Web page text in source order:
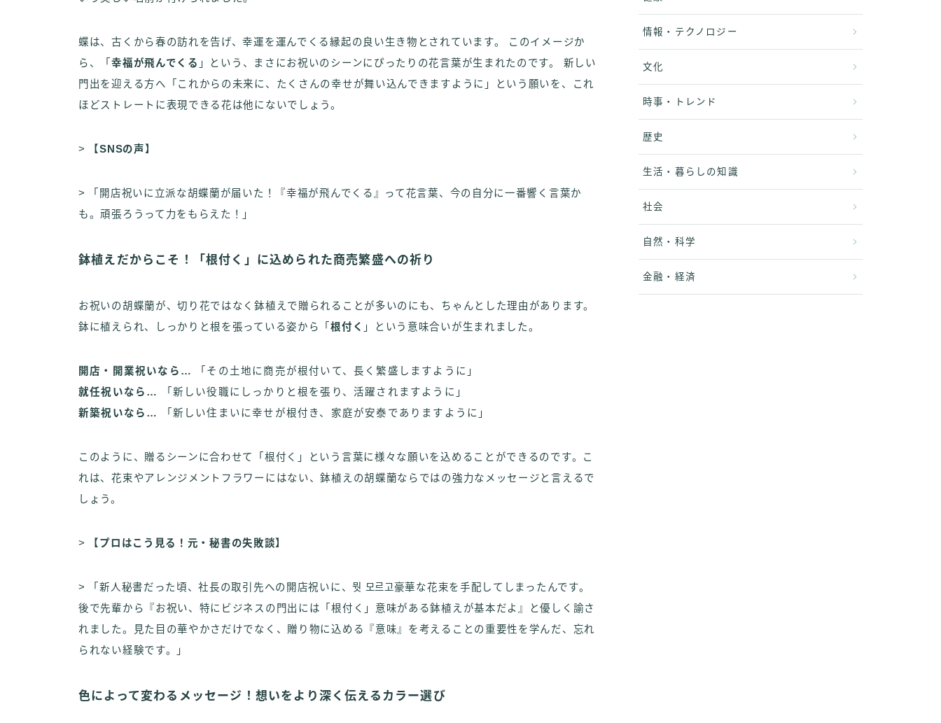
蝶は、古くから春の訪れを告げ、幸運を運んでくる縁起の良い生き物とされています。 このイメージか
ら、「幸福が飛んでくる 」という、まさにお祝いのシーンにぴったりの花言葉が生まれたのです。 新しい
門出を迎える方へ「これからの未来に、たくさんの幸せが舞い込んできますように」という願いを、これ
ほどストレートに表現できる花は他にないでしょう。
> 【SNSの声】
> 「開店祝いに立派な胡蝶蘭が届いた！『幸福が飛んでくる』って花言葉、今の自分に一番響く言葉か
も。頑張ろうって力をもらえた！」
鉢植えだからこそ！「根付く」に込められた商売繁盛への祈り
お祝いの胡蝶蘭が、切り花ではなく鉢植えで贈られることが多いのにも、ちゃんとした理由があります。
鉢に植えられ、しっかりと根を張っている姿から「根付く 」という意味合いが生まれました。
開店・開業祝いなら…
「その土地に商売が根付いて、長く繁盛しますように」
就任祝いなら…
「新しい役職にしっかりと根を張り、活躍されますように」
新築祝いなら…
「新しい住まいに幸せが根付き、家庭が安泰でありますように」
このように、贈るシーンに合わせて「根付く」という言葉に様々な願いを込めることができるのです。こ
れは、花束やアレンジメントフラワーにはない、鉢植えの胡蝶蘭ならではの強力なメッセージと言えるで
しょう。
> 【プロはこう見る！元・秘書の失敗談】
> 「新人秘書だった頃、社長の取引先への開店祝いに、뭣 모르고豪華な花束を手配してしまったんです。
後で先輩から『お祝い、特にビジネスの門出には「根付く」意味がある鉢植えが基本だよ』と優しく諭さ
れました。見た目の華やかさだけでなく、贈り物に込める『意味』を考えることの重要性を学んだ、忘れ
られない経験です。」
色によって変わるメッセージ！想いをより深く伝えるカラー選び
情報・テクノロジー
文化
時事・トレンド
歴史
生活・暮らしの知識
社会
自然・科学
金融・経済